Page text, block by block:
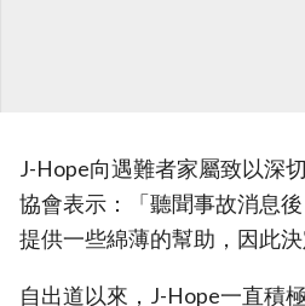
J-Hope向遇難者家屬致以深
協會表示：「聽聞事故消息
提供一些綿薄的幫助，因此決
自出道以來，J-Hope一直積